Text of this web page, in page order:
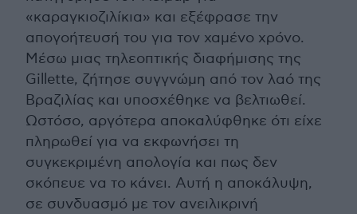
«καραγκιοζιλίκια» και εξέφρασε την
απογοήτευσή του για τον χαμένο χρόνο.
Mέσω μιας τηλεοπτικής διαφήμισης της
Gillette, ζήτησε συγγνώμη από τον λαό της
Βραζιλίας και υποσχέθηκε να βελτιωθεί.
Ωστόσο, αργότερα αποκαλύφθηκε ότι είχε
πληρωθεί για να εκφωνήσει τη
συγκεκριμένη απολογία και πως δεν
σκόπευε να το κάνει. Αυτή η αποκάλυψη,
σε συνδυασμό με τον ανειλικρινή